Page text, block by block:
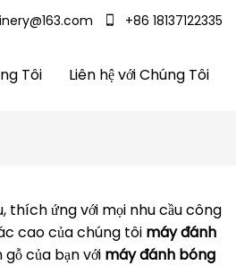
+86 18137122335
Tôi Liên hệ với Chúng Tôi
thích ứng với mọi nhu cầu công
cao của chúng tôi máy đánh
của bạn với máy đánh bóng